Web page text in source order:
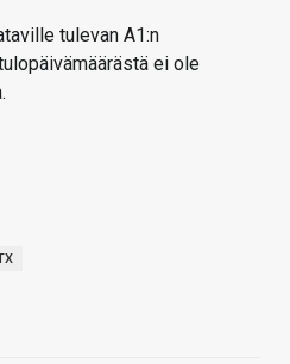
tulevan A1:n
ei ole